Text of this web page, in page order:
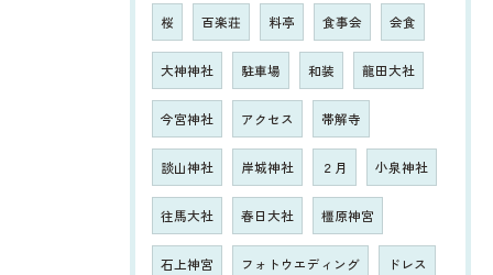
桜 百楽荘 料亭 食事会 会食
大神神社 駐車場 和装 龍田大社
今宮神社 アクセス 帯解寺
談山神社 岸城神社 ２月 小泉神社
往馬大社 春日大社 橿原神宮
石上神宮 フォトウエディング ドレス